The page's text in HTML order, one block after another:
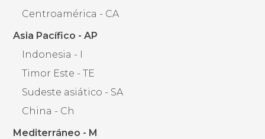
Centroamérica - CA
Asia Pacífico - AP
Indonesia - I
Timor Este - TE
Sudeste asiático - SA
China - Ch
Mediterráneo - M